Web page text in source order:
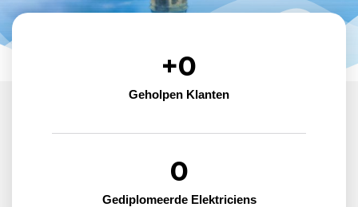
Geholpen Klanten
+0
Gediplomeerde Elektriciens
0